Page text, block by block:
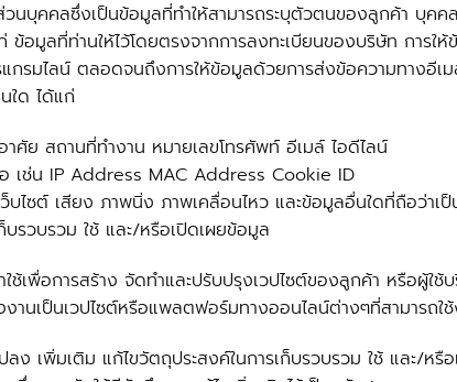
นบุคคลซึ่งเป็นข้อมูลที่ทำให้สามารถระบุตัวตนของลูกค้า บุค
ข้อมูลที่ท่านให้ไว้โดยตรงจากการลงทะเบียนของบริษัท กา
กรมไลน์ ตลอดจนถึงการให้ข้อมูลด้วยการส่งข้อความทางอีเ
ใด ได้แก่
ศัย สถานที่ทำงาน หมายเลขโทรศัพท์ อีเมล์ ไอดีไลน์
เช่น IP Address MAC Address Cookie ID
ว็บไซต์ เสียง ภาพนิ่ง ภาพเคลื่อนไหว และข้อมูลอื่นใดที่ถือว่
รวบรวม ใช้ และ/หรือเปิดเผยข้อมูล
ช้เพื่อการสร้าง จัดทำและปรับปรุงเวปไซต์ของลูกค้า หรือผู้
งานเป็นเวปไซต์หรือแพลตฟอร์มทางออนไลน์ต่างๆที่สามาร
ง เพิ่มเติม แก้ไขวัตถุประสงค์ในการเก็บรวบรวม ใช้ และ/หรื